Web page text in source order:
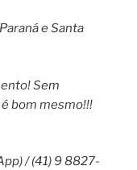
e Santa
Sem
bom mesmo!!!
/ (41) 9 8827-